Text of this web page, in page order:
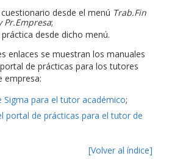
desde el menú Trab.Fin
Pr.Empresa;
desde dicho menú.
enlaces se muestran los manuales
de prácticas para los tutores
empresa:
Sigma para el tutor académico;
portal de prácticas para el tutor de
[Volver al índice]